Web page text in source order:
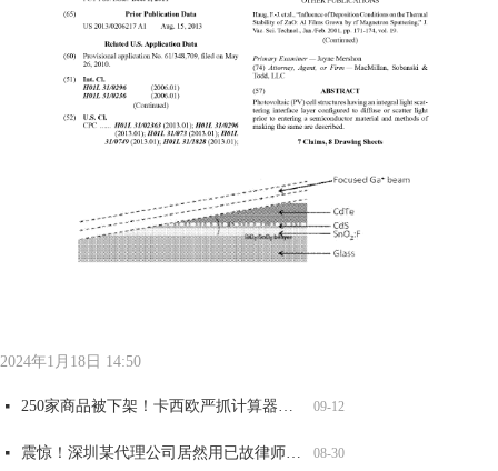
2024年1月18日 14:50
넷
09-12
넷
08-30
넷
넷
넷
넷 全网爆火可达鸭，能卖吗？
넷